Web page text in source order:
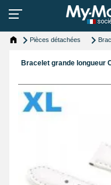
Pièces détachées
Bracelet grande longueur